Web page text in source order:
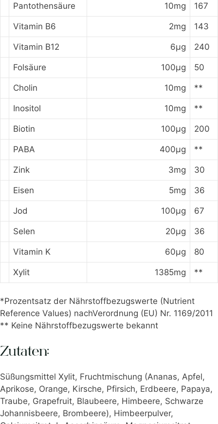
Pantothensäure 10mg 167
Vitamin B6 2mg 143
Vitamin B12 6μg 240
Folsäure 100μg 50
Cholin 10mg **
Inositol 10mg **
Biotin 100μg 200
PABA 400μg **
Zink 3mg 30
Eisen 5mg 36
Jod 100μg 67
Selen 20μg 36
Vitamin K 60μg 80
Xylit 1385mg **
*Prozentsatz der Nährstoffbezugswerte (Nutrient
Reference Values) nachVerordnung (EU) Nr. 1169/2011
** Keine Nährstoffbezugswerte bekannt
Zutaten:
Süßungsmittel Xylit, Fruchtmischung (Ananas, Apfel,
Aprikose, Orange, Kirsche, Pfirsich, Erdbeere, Papaya,
Traube, Grapefruit, Blaubeere, Himbeere, Schwarze
Johannisbeere, Brombeere), Himbeerpulver,